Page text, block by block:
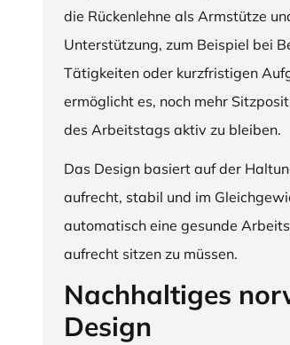
die Rückenlehne als Armstütze
Unterstützung, zum Beispiel bei
Tätigkeiten oder kurzfristigen
ermöglicht es, noch mehr
des Arbeitstags aktiv zu bleiben.
Das Design basiert auf der
aufrecht, stabil und im
automatisch eine gesunde
aufrecht sitzen zu müssen.
Nachhaltiges
Design